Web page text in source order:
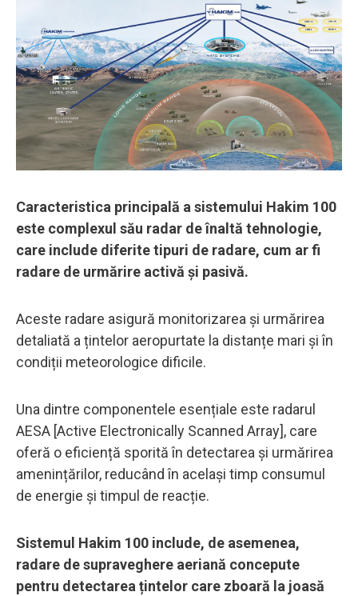
Caracteristica principală a sistemului Hakim 100
este complexul său radar de înaltă tehnologie,
care include diferite tipuri de radare, cum ar fi
radare de urmărire activă și pasivă.
Aceste radare asigură monitorizarea și urmărirea
detaliată a țintelor aeropurtate la distanțe mari și în
condiții meteorologice dificile.
Una dintre componentele esențiale este radarul
AESA [Active Electronically Scanned Array], care
oferă o eficiență sporită în detectarea și urmărirea
amenințărilor, reducând în același timp consumul
de energie și timpul de reacție.
Sistemul Hakim 100 include, de asemenea,
radare de supraveghere aeriană concepute
pentru detectarea țintelor care zboară la joasă